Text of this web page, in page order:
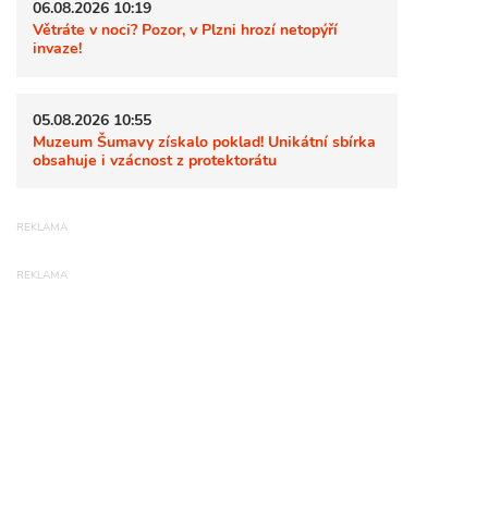
06.08.2026 10:19
Větráte v noci? Pozor, v Plzni hrozí netopýří
invaze!
05.08.2026 10:55
Muzeum Šumavy získalo poklad! Unikátní sbírka
obsahuje i vzácnost z protektorátu